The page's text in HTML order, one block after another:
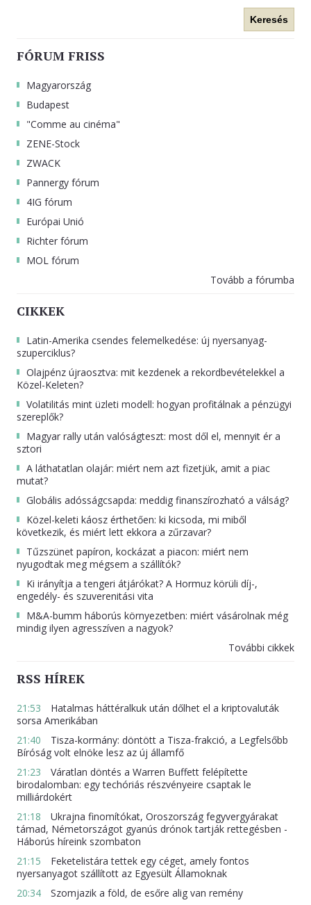
Keresés
FÓRUM FRISS
Magyarország
Budapest
"Comme au cinéma"
ZENE-Stock
ZWACK
Pannergy fórum
4IG fórum
Európai Unió
Richter fórum
MOL fórum
Tovább a fórumba
CIKKEK
Latin-Amerika csendes felemelkedése: új nyersanyag-
szuperciklus?
Olajpénz újraosztva: mit kezdenek a rekordbevételekkel a
Közel-Keleten?
Volatilitás mint üzleti modell: hogyan profitálnak a pénzügyi
szereplők?
Magyar rally után valóságteszt: most dől el, mennyit ér a
sztori
A láthatatlan olajár: miért nem azt fizetjük, amit a piac
mutat?
Globális adósságcsapda: meddig finanszírozható a válság?
Közel-keleti káosz érthetően: ki kicsoda, mi miből
következik, és miért lett ekkora a zűrzavar?
Tűzszünet papíron, kockázat a piacon: miért nem
nyugodtak meg mégsem a szállítók?
Ki irányítja a tengeri átjárókat? A Hormuz körüli díj-,
engedély- és szuverenitási vita
M&A-bumm háborús környezetben: miért vásárolnak még
mindig ilyen agresszíven a nagyok?
További cikkek
RSS HÍREK
21:53
Hatalmas háttéralkuk után dőlhet el a kriptovaluták
sorsa Amerikában
21:40
Tisza-kormány: döntött a Tisza-frakció, a Legfelsőbb
Bíróság volt elnöke lesz az új államfő
21:23
Váratlan döntés a Warren Buffett felépítette
birodalomban: egy techóriás részvényeire csaptak le
milliárdokért
21:18
Ukrajna finomítókat, Oroszország fegyvergyárakat
támad, Németországot gyanús drónok tartják rettegésben -
Háborús híreink szombaton
21:15
Feketelistára tettek egy céget, amely fontos
nyersanyagot szállított az Egyesült Államoknak
20:34
Szomjazik a föld, de esőre alig van remény